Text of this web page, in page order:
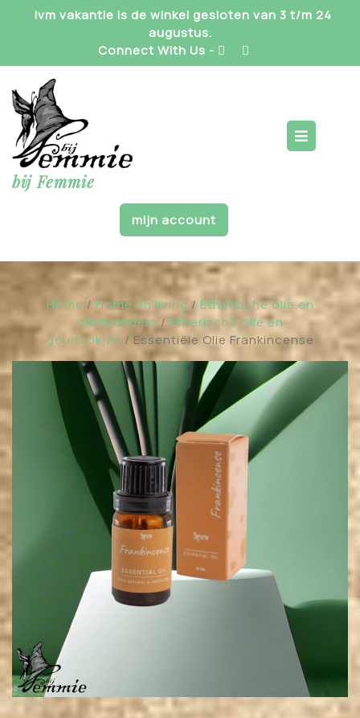
Ivm vakantie is de winkel gesloten van 3 t/m 24
augustus.
Connect With Us -
bij Femmie
mijn account
Home / Home en living / Etherische olie en
oliebranders / Etherische olie en
geurblokjes / Essentiële Olie Frankincense